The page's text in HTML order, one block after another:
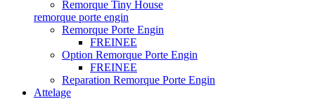
Remorque Tiny House
remorque porte engin
Remorque Porte Engin
FREINEE
Option Remorque Porte Engin
FREINEE
Reparation Remorque Porte Engin
Attelage